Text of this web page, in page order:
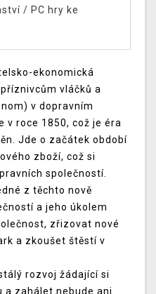
/ PC hry ke
ekonomická
vláčků a
v dopravním
v roce 1850, což je éra
Jde o začátek období
zboží, což si
společností.
z těchto nově
a jeho úkolem
zřizovat nové
a zkoušet štěstí v
rozvoj žádající si
a zahálet nebude ani